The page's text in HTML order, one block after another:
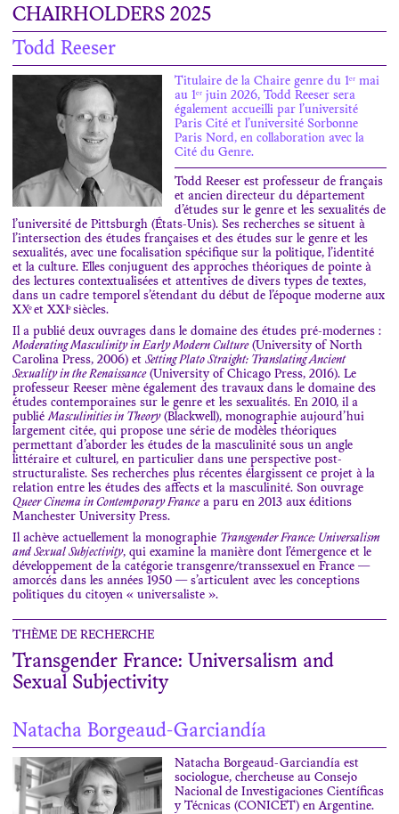
CHAIRHOLDERS 2025
Todd Reeser
Titulaire de la Chaire genre du 1ᵉʳ mai
au 1ᵉʳ juin 2026, Todd Reeser sera
également accueilli par l’université
Paris Cité et l’université Sorbonne
Paris Nord, en collaboration avec la
Cité du Genre.
Todd Reeser est professeur de français
et ancien directeur du département
d’études sur le genre et les sexualités de
l’université de Pittsburgh (États-Unis). Ses recherches se situent à
l’intersection des études françaises et des études sur le genre et les
sexualités, avec une focalisation spécifique sur la politique, l’identité
et la culture. Elles conjuguent des approches théoriques de pointe à
des lectures contextualisées et attentives de divers types de textes,
dans un cadre temporel s’étendant du début de l’époque moderne aux
XXͤ et XXIͤ siècles.
Il a publié deux ouvrages dans le domaine des études pré-modernes :
Moderating Masculinity in Early Modern Culture(University of North
Carolina Press, 2006) et Setting Plato Straight: Translating Ancient
Sexuality in the Renaissance(University of Chicago Press, 2016). Le
professeur Reeser mène également des travaux dans le domaine des
études contemporaines sur le genre et les sexualités. En 2010, il a
publiéMasculinities in Theory(Blackwell), monographie aujourd’hui
largement citée, qui propose une série de modèles théoriques
permettant d’aborder les études de la masculinité sous un angle
littéraire et culturel, en particulier dans une perspective post-
structuraliste. Ses recherches plus récentes élargissent ce projet à la
relation entre les études des affects et la masculinité. Son ouvrage
Queer Cinema in Contemporary Francea paru en 2013 aux éditions
Manchester University Press.
Il achève actuellement la monographie Transgender France: Universalism
and Sexual Subjectivity, qui examine la manière dont l’émergence et le
développement de la catégorie transgenre/transsexuel en France —
amorcés dans les années 1950 — s’articulent avec les conceptions
politiques du citoyen « universaliste ».
THÈME DE RECHERCHE
Transgender France: Universalism and
Sexual Subjectivity
Natacha Borgeaud-Garciandía
Natacha Borgeaud-Garciandía est
sociologue, chercheuse au Consejo
Nacional de Investigaciones Científicas
y Técnicas (CONICET) en Argentine.